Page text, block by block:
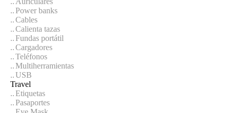
Power banks
Cables
Calienta tazas
Fundas portátil
Cargadores
Teléfonos
Multiherramientas
USB
Travel
Etiquetas
Pasaportes